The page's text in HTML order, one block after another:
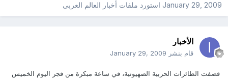
January 29, 2009استورد ملفات أخبار العالم العربى
الأخبار
قام بنشر January 29, 2009
قصفت الطائرات الحربية الصهيونية، في ساعة مبكرة من فجر اليوم الخميس